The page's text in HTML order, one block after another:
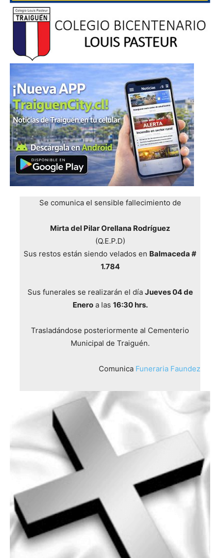
Se comunica el sensible fallecimiento de
Mirta del Pilar Orellana Rodríguez
(Q.E.P.D)
Sus restos están siendo velados en Balmaceda #
1.784
Sus funerales se realizarán el día Jueves 04 de
Eneroa las 16:30 hrs.
Trasladándose posteriormente al Cementerio
Municipal de Traiguén.
Comunica Funeraria Faundez